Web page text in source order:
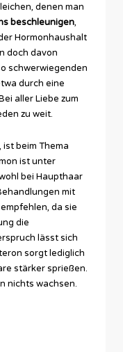
denen man
beschleunigen,
Hormonhaushalt
doch davon
schwerwiegenden
durch eine
aller Liebe zum
zu weit.
beim Thema
ist unter
bei Haupthaar
mit
da sie
die
lässt sich
sorgt lediglich
stärker sprießen.
nichts wachsen.